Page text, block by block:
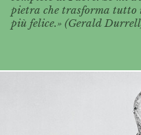
pietra che trasforma tutto
più felice.» (Gerald